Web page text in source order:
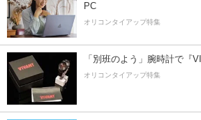
PC
オリコンタイアップ特集
「別班のよう」腕時計で『
オリコンタイアップ特集